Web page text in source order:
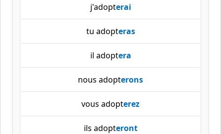
j'adopterai
tu adopteras
il adoptera
nous adopterons
vous adopterez
ils adopteront